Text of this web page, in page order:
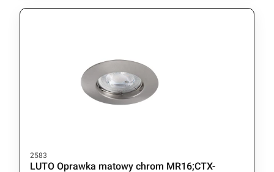
Kod produktu
2583
LUTO Oprawka matowy chrom MR16;CTX-